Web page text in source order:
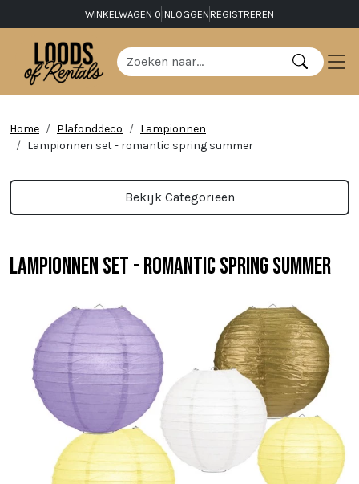
WINKELWAGEN 0 INLOGGEN REGISTREREN
Home Plafonddeco
Lampionnen
Lampionnen set - romantic spring summer
Bekijk Categorieën
Lampionnen set - romantic spring summer